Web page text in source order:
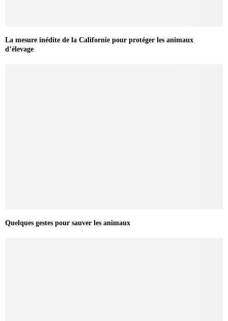
La mesure inédite de la Californie pour protéger les animaux
d’élevage
Quelques gestes pour sauver les animaux